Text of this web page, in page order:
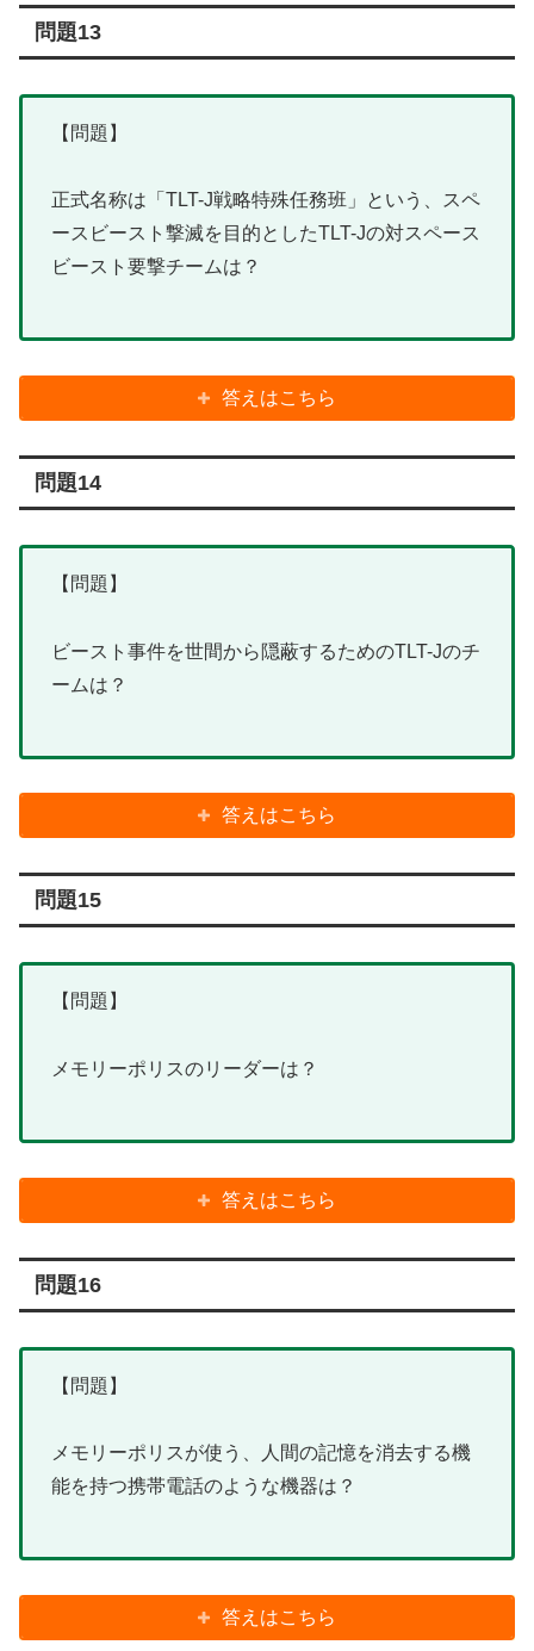
問題13
【問題】
正式名称は「TLT-J戦略特殊任務班」という、スペ
ースビースト撃滅を目的としたTLT-Jの対スペース
ビースト要撃チームは？
答えはこちら
問題14
【問題】
ビースト事件を世間から隠蔽するためのTLT-Jのチ
ームは？
答えはこちら
問題15
【問題】
メモリーポリスのリーダーは？
答えはこちら
問題16
【問題】
メモリーポリスが使う、人間の記憶を消去する機
能を持つ携帯電話のような機器は？
答えはこちら